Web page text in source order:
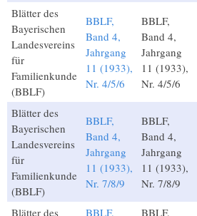
Blätter des
Bayerischen
Landesvereins
für
Familienkunde
(BBLF)
BBLF,
Band 4,
Jahrgang
11 (1933),
Nr. 4/5/6
BBLF,
Band 4,
Jahrgang
11 (1933),
Nr. 4/5/6
Blätter des
Bayerischen
Landesvereins
für
Familienkunde
(BBLF)
BBLF,
Band 4,
Jahrgang
11 (1933),
Nr. 7/8/9
BBLF,
Band 4,
Jahrgang
11 (1933),
Nr. 7/8/9
Blätter des
BBLF,
BBLF,